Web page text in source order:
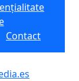
Contact